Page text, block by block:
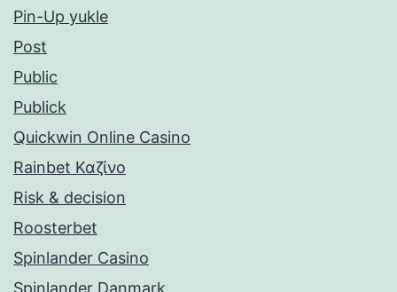
Pin-Up yukle
Post
Public
Publick
Quickwin Online Casino
Rainbet Καζίνο
Risk & decision
Roosterbet
Spinlander Casino
Spinlander Danmark